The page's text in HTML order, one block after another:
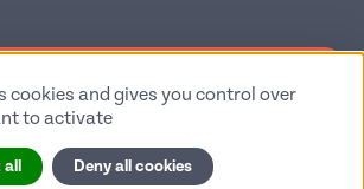
– Tous droits réservés
cookies and gives you control over
to activate
Deny all cookies